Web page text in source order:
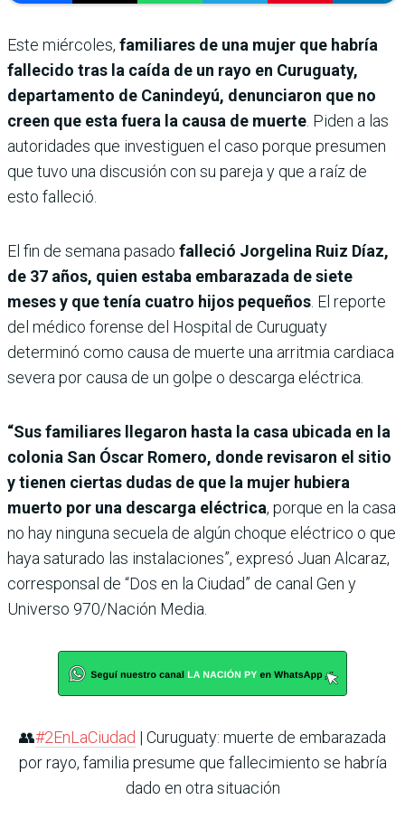
Este miércoles, familiares de una mujer que habría
fallecido tras la caída de un rayo en Curuguaty,
departamento de Canindeyú, denunciaron que no
creen que esta fuera la causa de muerte . Piden a las
autoridades que investiguen el caso porque presumen
que tuvo una discusión con su pareja y que a raíz de
esto falleció.
El fin de semana pasado falleció Jorgelina Ruiz Díaz,
de 37 años, quien estaba embarazada de siete
meses y que tenía cuatro hijos pequeños . El reporte
del médico forense del Hospital de Curuguaty
determinó como causa de muerte una arritmia cardiaca
severa por causa de un golpe o descarga eléctrica.
“Sus familiares llegaron hasta la casa ubicada en la
colonia San Óscar Romero, donde revisaron el sitio
y tienen ciertas dudas de que la mujer hubiera
muerto por una descarga eléctrica, porque en la casa
no hay ninguna secuela de algún choque eléctrico o que
haya saturado las instalaciones”, expresó Juan Alcaraz,
corresponsal de “Dos en la Ciudad” de canal Gen y
Universo 970/Nación Media.
👥#2EnLaCiudad | Curuguaty: muerte de embarazada
por rayo, familia presume que fallecimiento se habría
dado en otra situación